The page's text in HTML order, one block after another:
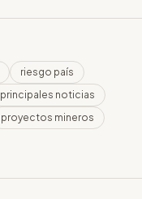
riesgo país
principales noticias
proyectos mineros